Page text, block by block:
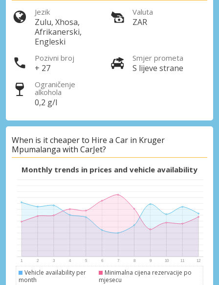
Jezik
Zulu, Xhosa,
Afrikanerski,
Engleski
Valuta
ZAR
Pozivni broj
+ 27
Smjer prometa
S lijeve strane
Ograničenje
alkohola
0,2 g/l
When is it cheaper to Hire a Car in Kruger
Mpumalanga with CarJet?
Monthly trends in prices and vehicle availability
Vehicle availability per
month
Minimalna cijena rezervacije po
mjesecu